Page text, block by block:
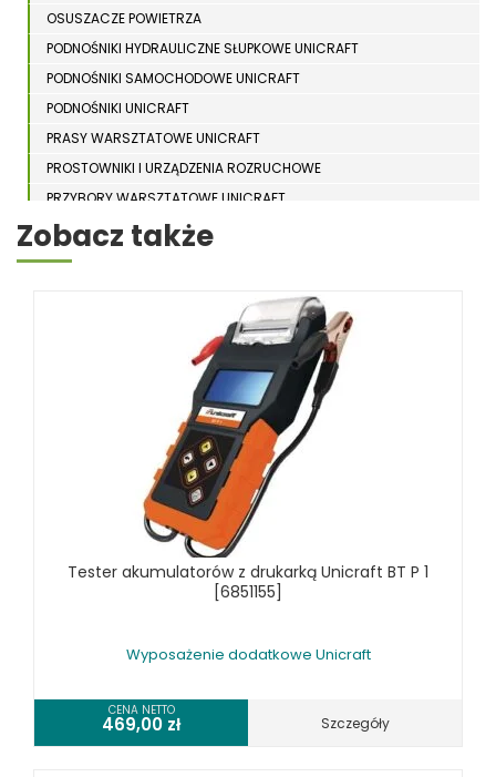
OSUSZACZE POWIETRZA
PODNOŚNIKI HYDRAULICZNE SŁUPKOWE UNICRAFT
PODNOŚNIKI SAMOCHODOWE UNICRAFT
PODNOŚNIKI UNICRAFT
PRASY WARSZTATOWE UNICRAFT
PROSTOWNIKI I URZĄDZENIA ROZRUCHOWE
PRZYBORY WARSZTATOWE UNICRAFT
RAMPY NAJAZDOWE UNICRAFT
STACJE ZASILANIA
SUWNICE BRAMOWE UNICRAFT
URZĄDZENIA TRANSPORTOWE UNICRAFT
WCIĄGARKI UNICRAFT
WENTYLATORY UNICRAFT
WÓZKI PALETOWE UNICRAFT
WYSIĘGNIKI ŚCIENNE UNICRAFT
WYPOSAŻENIE DODATKOWE UNICRAFT
SPRZĘT CZYSZCZĄCY
SPRĘŻARKI I NARZĘDZIA PNEUMATYCZNE
SPRZĘT SPAWALNICZY
KOSZT DOSTAWY
Zobacz także
Tester akumulatorów z drukarką Unicraft BT P 1
[6851155]
Wyposażenie dodatkowe Unicraft
CENA NETTO
469,00 zł Szczegóły